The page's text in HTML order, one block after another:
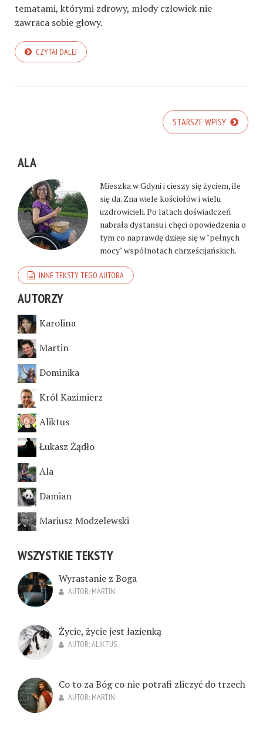
tematami, którymi zdrowy, młody człowiek nie
zawraca sobie głowy.
CZYTAJ DALEJ
STARSZE WPISY
ALA
Mieszka w Gdyni i cieszy się życiem, ile
się da. Zna wiele kościołów i wielu
uzdrowicieli. Po latach doświadczeń
nabrała dystansu i chęci opowiedzenia o
tym co naprawdę dzieje się w "pełnych
mocy" wspólnotach chrześcijańskich.
INNE TEKSTY TEGO AUTORA
AUTORZY
Karolina
Martin
Dominika
Król Kazimierz
Aliktus
Łukasz Żądło
Ala
Damian
Mariusz Modzelewski
WSZYSTKIE TEKSTY
Wyrastanie z Boga
AUTOR: MARTIN
Życie, życie jest łazienką
AUTOR:ALIKTUS
Co to za Bóg co nie potrafi zliczyć do trzech
AUTOR: MARTIN